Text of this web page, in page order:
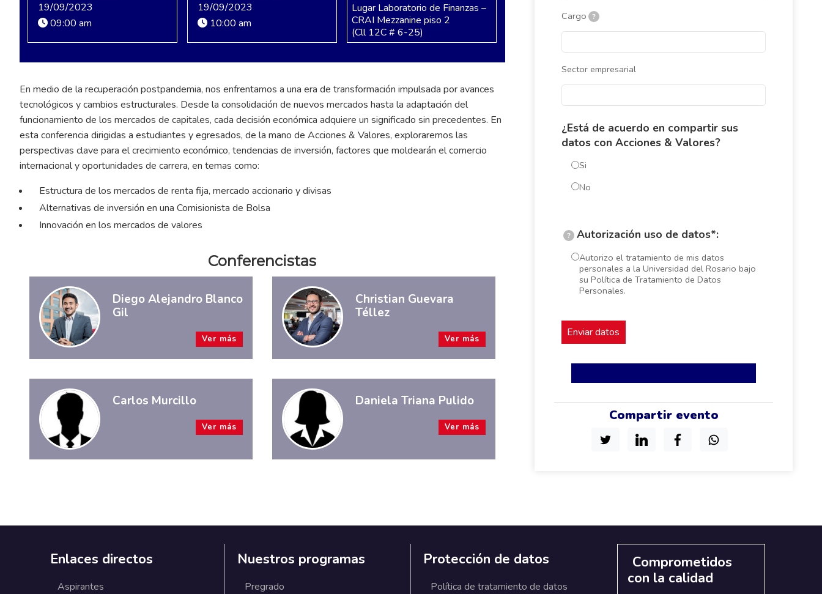
Cargo ?
Sector empresarial
¿Está de acuerdo en compartir sus
datos con Acciones & Valores?
Si
No
? Autorización uso de datos*:
Autorizo el tratamiento de mis datos
personales a la Universidad del Rosario bajo
su Política de Tratamiento de Datos
Personales.
Compartir evento
19/09/2023
09:00 am
19/09/2023
10:00 am
Lugar Laboratorio de Finanzas –
CRAI Mezzanine piso 2
(Cll 12C # 6-25)
En medio de la recuperación postpandemia, nos enfrentamos a una era de transformación impulsada por avances
tecnológicos y cambios estructurales. Desde la consolidación de nuevos mercados hasta la adaptación del
funcionamiento de los mercados de capitales, cada decisión económica adquiere un significado sin precedentes. En
esta conferencia dirigidas a estudiantes y egresados, de la mano de Acciones & Valores, exploraremos las
perspectivas clave para el crecimiento económico, tendencias de inversión, factores que moldearán el comercio
internacional y oportunidades de carrera, en temas como:
Estructura de los mercados de renta fija, mercado accionario y divisas
Alternativas de inversión en una Comisionista de Bolsa
Innovación en los mercados de valores
Conferencistas
Diego Alejandro Blanco
Gil
Ver más
Christian Guevara
Téllez
Ver más
Carlos Murcillo
Ver más
Daniela Triana Pulido
Ver más
Enlaces directos
Aspirantes
Nuestros programas
Pregrado
Protección de datos
Política de tratamiento de datos
Comprometidos
con la calidad